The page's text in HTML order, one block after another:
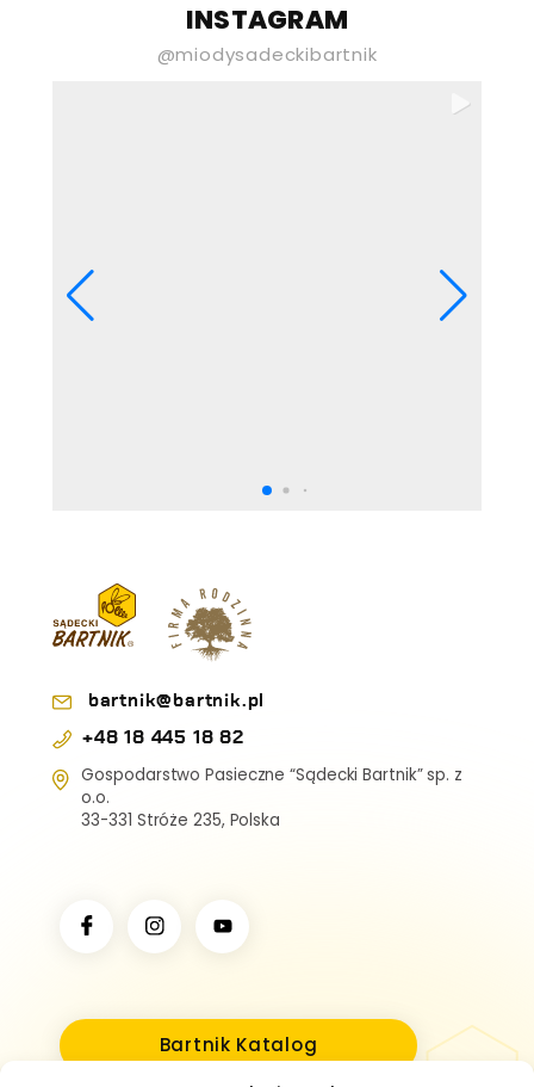
Wyrażam zgodę na przetwarzanie
powyżej przez Gospodarstwo Pasieczne
chwili i akceptuję Politykę Prywatności
INSTAGRAM
@miodysadeckibartnik
bartnik@bartnik.pl
+48 18 445 18 82
Gospodarstwo Pasieczne “Sądecki Bartnik” sp. z
o.o.
33-331 Stróże 235, Polska
Bartnik Katalog